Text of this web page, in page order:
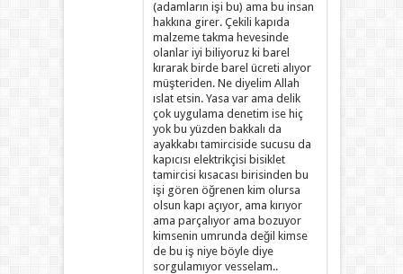
(adamların işi bu) ama bu insan
hakkına girer. Çekili kapıda
malzeme takma hevesinde
olanlar iyi biliyoruz ki barel
kırarak birde barel ücreti alıyor
müşteriden. Ne diyelim Allah
ıslat etsin. Yasa var ama delik
çok uygulama denetim ise hiç
yok bu yüzden bakkalı da
ayakkabı tamirciside sucusu da
kapıcısı elektrikçisi bisiklet
tamircisi kısacası birisinden bu
işi gören öğrenen kim olursa
olsun kapı açıyor, ama kırıyor
ama parçalıyor ama bozuyor
kimsenin umrunda değil kimse
de bu iş niye böyle diye
sorgulamıyor vesselam..